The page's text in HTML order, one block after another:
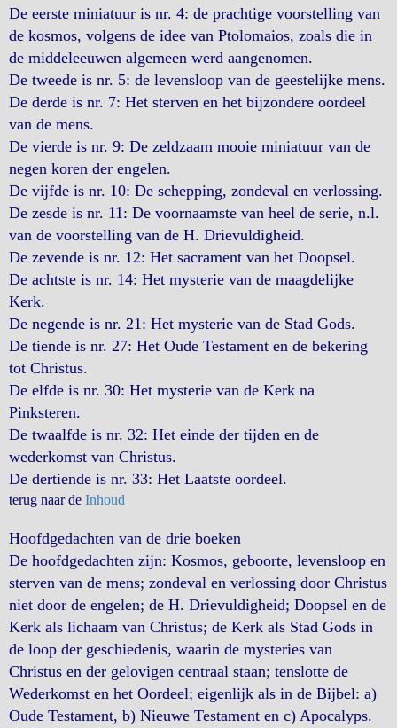
De eerste miniatuur is nr. 4: de prachtige voorstelling van
de kosmos, volgens de idee van Ptolomaios, zoals die in
de middeleeuwen algemeen werd aangenomen.
De tweede is nr. 5: de levensloop van de geestelijke mens.
De derde is nr. 7: Het sterven en het bijzondere oordeel
van de mens.
De vierde is nr. 9: De zeldzaam mooie miniatuur van de
negen koren der engelen.
De vijfde is nr. 10: De schepping, zondeval en verlossing.
De zesde is nr. 11: De voornaamste van heel de serie, n.l.
van de voorstelling van de H. Drievuldigheid.
De zevende is nr. 12: Het sacrament van het Doopsel.
De achtste is nr. 14: Het mysterie van de maagdelijke
Kerk.
De negende is nr. 21: Het mysterie van de Stad Gods.
De tiende is nr. 27: Het Oude Testament en de bekering
tot Christus.
De elfde is nr. 30: Het mysterie van de Kerk na
Pinksteren.
De twaalfde is nr. 32: Het einde der tijden en de
wederkomst van Christus.
De dertiende is nr. 33: Het Laatste oordeel.
terug naar de Inhoud
Hoofdgedachten van de drie boeken
De hoofdgedachten zijn: Kosmos, geboorte, levensloop en
sterven van de mens; zondeval en verlossing door Christus
niet door de engelen; de H. Drievuldigheid; Doopsel en de
Kerk als lichaam van Christus; de Kerk als Stad Gods in
de loop der geschiedenis, waarin de mysteries van
Christus en der gelovigen centraal staan; tenslotte de
Wederkomst en het Oordeel; eigenlijk als in de Bijbel: a)
Oude Testament, b) Nieuwe Testament en c) Apocalyps.